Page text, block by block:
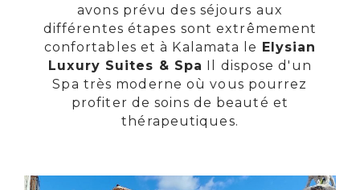
avons prévu des séjours aux
différentes étapes sont extrêmement
confortables et à Kalamata le Elysian
Luxury Suites & Spa Il dispose d'un
Spa très moderne où vous pourrez
profiter de soins de beauté et
thérapeutiques.